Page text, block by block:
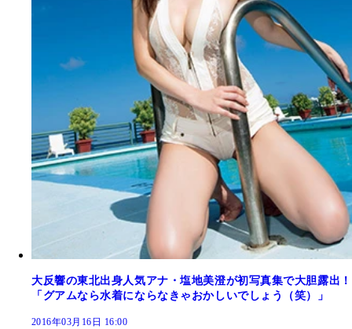
大反響の東北出身人気アナ・塩地美澄が初写真集で大胆露出！
「グアムなら水着にならなきゃおかしいでしょう（笑）」
2016年03月16日 16:00